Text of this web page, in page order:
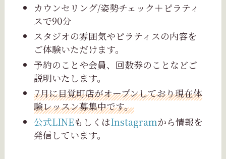
カウンセリング/姿勢チェック＋ピラティ
スで90分
スタジオの雰囲気やピラティスの内容を
ご体験いただけます。
予約のことや会員、回数券のことなどご
説明いたします。
7月に目覚町店がオープンしており現在体
験レッスン募集中です。
公式LINEもしくはInstagramから情報を
発信しています。